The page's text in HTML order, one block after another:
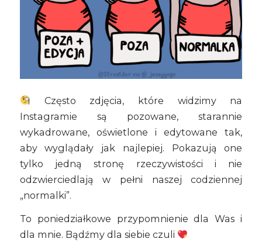
Często zdjęcia, które widzimy na
Instagramie są pozowane, starannie
wykadrowane, oświetlone i edytowane tak,
aby wyglądały jak najlepiej. Pokazują one
tylko jedną stronę rzeczywistości i nie
odzwierciedlają w pełni naszej codziennej
„normalki”.
To poniedziałkowe przypomnienie dla Was i
dla mnie. Bądźmy dla siebie czuli